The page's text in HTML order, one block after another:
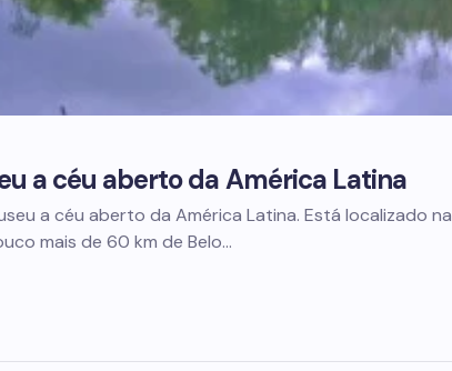
a céu aberto da América Latina
a céu aberto da América Latina. Está localizado na
mais de 60 km de Belo…